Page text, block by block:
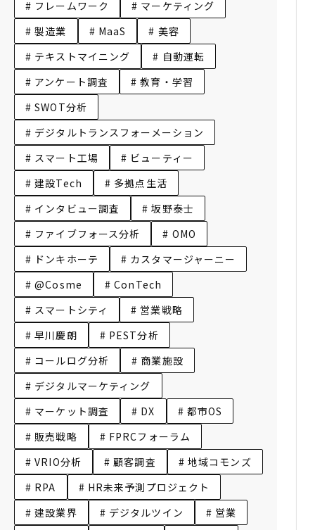
# フレームワーク
# マーケティング
# 製造業
# MaaS
# 美容
# テキストマイニング
# 自動運転
# アンケート調査
# 教育・学習
# SWOT分析
# デジタルトランスフォーメーション
# スマート工場
# ビューティー
# 建設Tech
# 多拠点生活
# インタビュー調査
# 坂野泰士
# ファイブフォース分析
# OMO
# ドンキホーテ
# カスタマージャーニー
# @Cosme
# ConTech
# スマートシティ
# 営業戦略
# 早川慶朗
# PEST分析
# コールログ分析
# 商業施設
# デジタルマーケティング
# マーケット調査
# DX
# 都市OS
# 販売戦略
# FPRCフォーラム
# VRIO分析
# 顧客調査
# 地域コモンズ
# RPA
# HR未来予測プロジェクト
# 建設業界
# デジタルツイン
# 営業